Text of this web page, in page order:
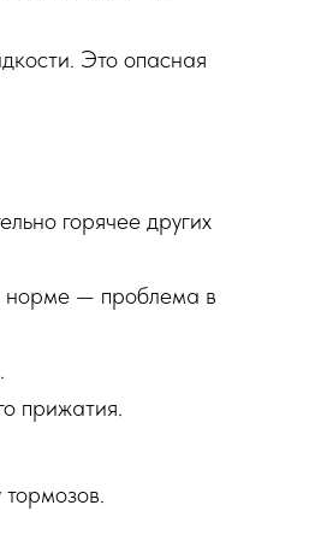
Это опасная
горячее других
норме — проблема в
прижатия.